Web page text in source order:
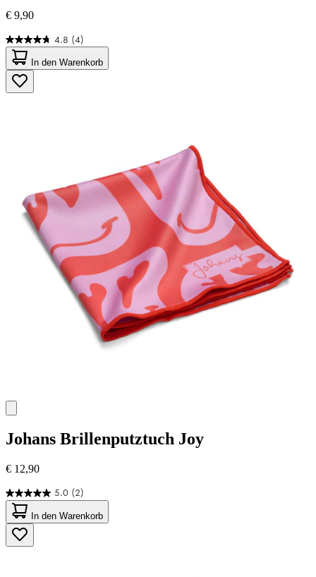
€ 9,90
4.8 (4)
4.8
von
5
Sternen.
4
In den Warenkorb
Johans Brillenputztuch Joy
€ 12,90
5.0 (2)
5.0
von
5
Sternen.
2
In den Warenkorb